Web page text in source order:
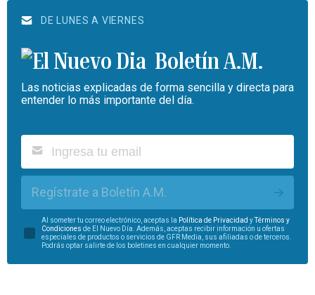
DE LUNES A VIERNES
Boletín A.M.
Las noticias explicadas de forma sencilla y directa para
entender lo más importante del día.
Regístrate a Boletín A.M.
Al someter tu correo electrónico, aceptas la Política de Privacidad yTérminos y
Condiciones de El Nuevo Día. Además, aceptas recibir información u ofertas
especiales de productos o servicios de GFR Media, sus afiliadas o de terceros.
Podrás optar salirte de los boletines en cualquier momento.